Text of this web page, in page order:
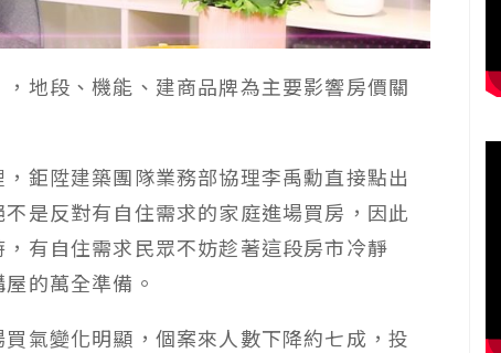
地段、機能、建商品牌為主要影響房價關
鉅陞建築團隊業務部協理李禹勳直接點出
是反對有自住需求的家庭進場買房，因此
有自住需求民眾不妨趁著這段房市冷靜
的萬全準備。
氣變化明顯，個案來人數下降約七成，投